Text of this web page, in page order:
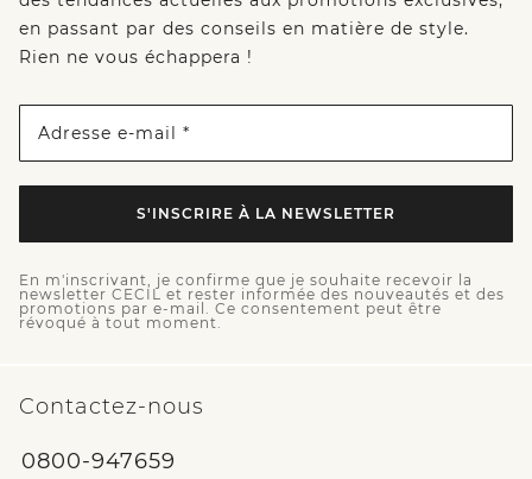
en passant par des conseils en matière de style.
Rien ne vous échappera !
Adresse e-mail *
S'INSCRIRE À LA NEWSLETTER
En m'inscrivant, je confirme que je souhaite recevoir la
newsletter CECIL et rester informée des nouveautés et des
promotions par e-mail. Ce consentement peut être
révoqué à tout moment.
Contactez-nous
0800-947659